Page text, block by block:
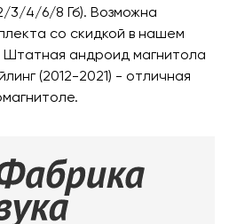
3/4/6/8 Гб). Возможна
со скидкой в нашем
Штатная андроид магнитола
(2012-2021) - отличная